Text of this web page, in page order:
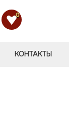
0
КОНТАКТЫ